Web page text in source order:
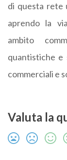
di questa rete
aprendo la
ambito
quantistiche e
commerciali e
Valuta la